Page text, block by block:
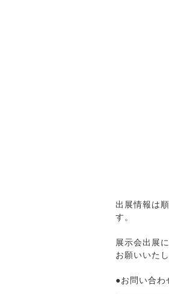
出展情報は
す。
展示会出展
お願いいたし
●お問い合わ